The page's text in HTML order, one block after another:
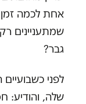
אחת לכמה זמן
שמתעניינים
גבר?
לפני
שלה, והודיע: